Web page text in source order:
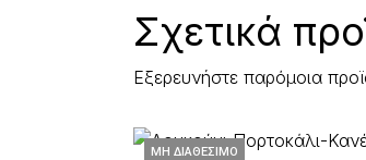
Σχετικά
Εξερευνήστε παρόμοια
ΜΗ ΔΙΑΘΈΣΙΜΟ